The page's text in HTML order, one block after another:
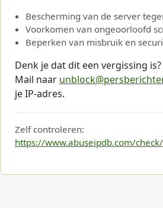
Bescherming van de server
Voorkomen van ongeoorloofd
Beperken van misbruik en
Denk je dat dit een vergissing is?
Mail naar
je IP-adres.
Zelf controleren:
https://www.abuseipdb.com/